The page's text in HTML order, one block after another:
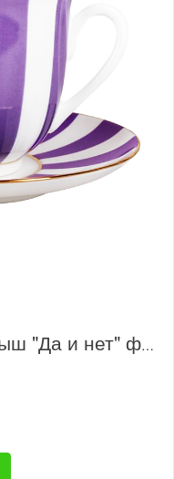
Чашка с блюдцем Ландыш "Да и нет" фиолетовый